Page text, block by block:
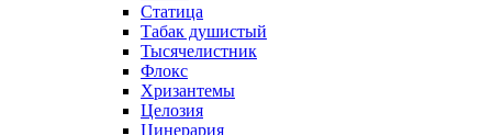
Статица
Табак душистый
Тысячелистник
Флокс
Хризантемы
Целозия
Цинерария